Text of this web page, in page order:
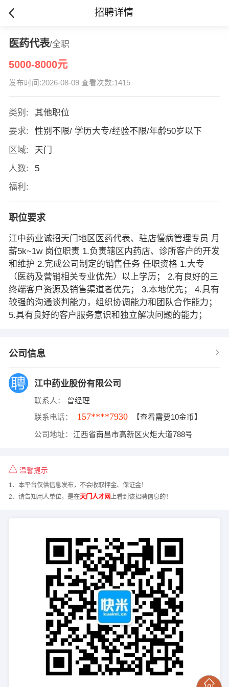
招聘详情
医药代表/全职
5000-8000元
发布时间:2026-08-09 查看次数:1415
类别:
其他职位
要求:
性别不限/ 学历大专/经验不限/年龄50岁以下
区域:
天门
人数:
5
福利:
职位要求
江中药业诚招天门地区医药代表、驻店慢病管理专员 月
薪5k~1w 岗位职责 1.负责辖区内药店、诊所客户的开发
和维护 2.完成公司制定的销售任务 任职资格 1.大专
（医药及营销相关专业优先）以上学历； 2.有良好的三
终端客户资源及销售渠道者优先； 3.本地优先； 4.具有
较强的沟通谈判能力，组织协调能力和团队合作能力；
5.具有良好的客户服务意识和独立解决问题的能力；
公司信息
江中药业股份有限公司
联系人： 曾经理
联系电话： 157****7930 【查看需要10金币】
公司地址： 江西省南昌市高新区火炬大道788号
温馨提示
1、本平台仅供信息发布，不会收取押金、保证金！
2、请告知用人单位，是在天门人才网上看到该招聘信息的！